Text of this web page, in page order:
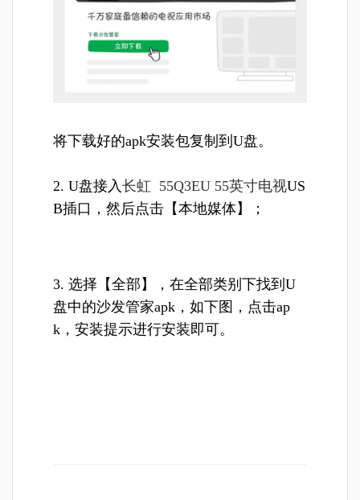
将下载好的apk安装包复制到U盘。
2. U盘接入 长虹 55Q3EU 55英寸电视US
B插口，然后点击【本地媒体】；
3. 选择【全部】，在全部类别下找到U
盘中的沙发管家apk，如下图，点击ap
k，安装提示进行安装即可。